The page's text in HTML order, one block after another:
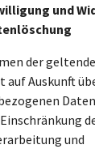
und
der
auf Auskunft
und